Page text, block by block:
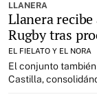
LLANERA
Llanera
Rugby tras
EL FIELATO Y EL NORA
El conjunto
Castilla,